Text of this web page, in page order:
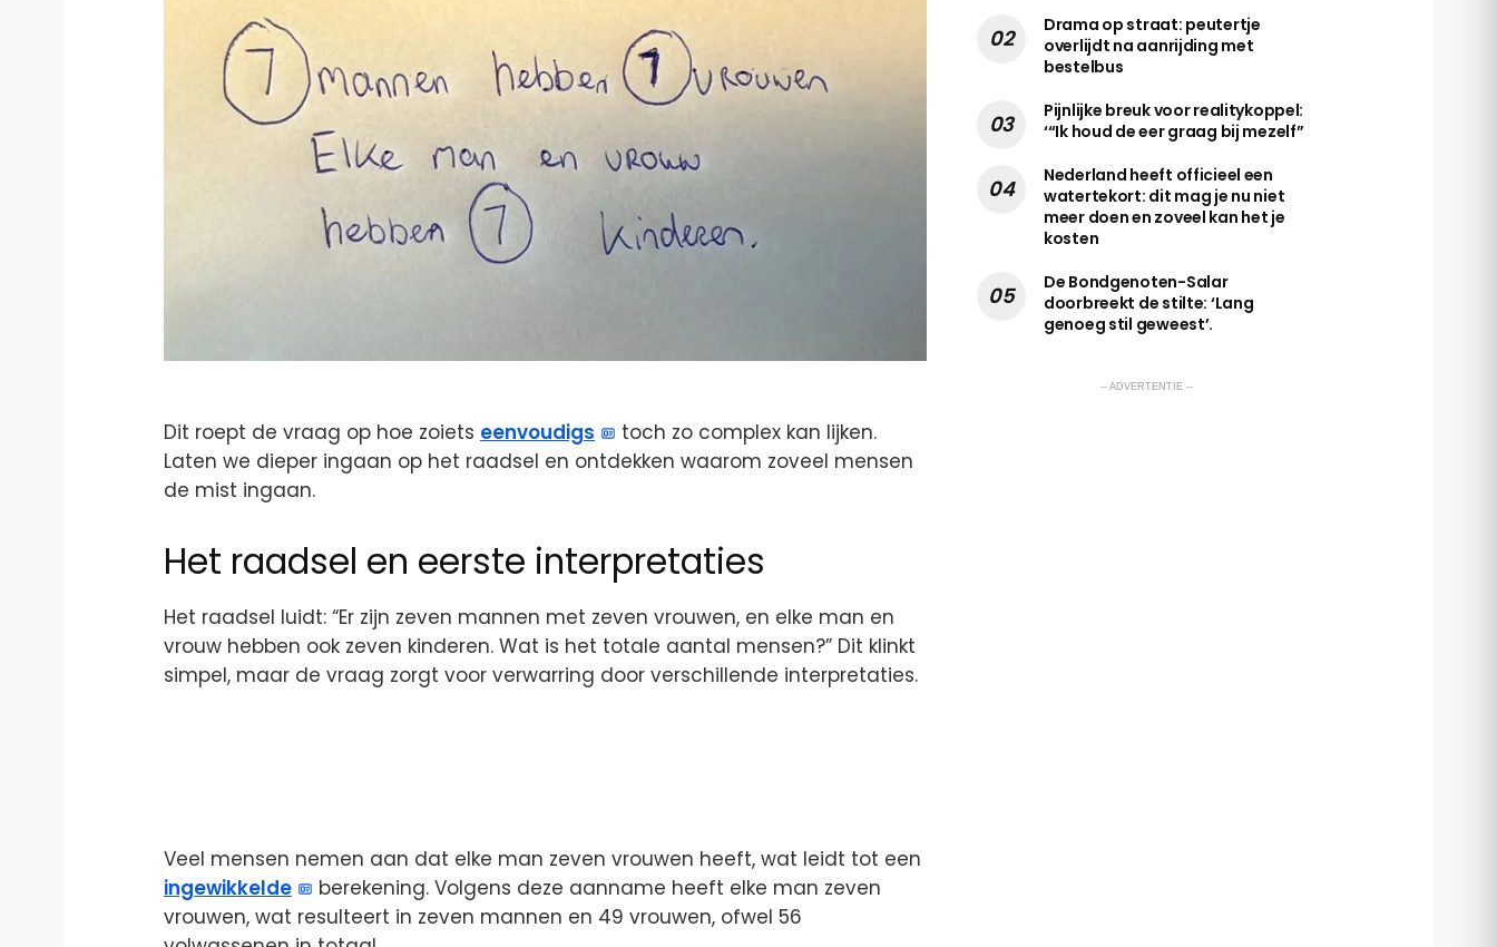
Dit roept de vraag op hoe zoiets eenvoudigs
toch zo complex kan lijken.
Laten we dieper ingaan op het raadsel en ontdekken waarom zoveel mensen
de mist ingaan.
Het raadsel en eerste interpretaties
Het raadsel luidt: “Er zijn zeven mannen met zeven vrouwen, en elke man en
vrouw hebben ook zeven kinderen. Wat is het totale aantal mensen?” Dit klinkt
simpel, maar de vraag zorgt voor verwarring door verschillende interpretaties.
Veel mensen nemen aan dat elke man zeven vrouwen heeft, wat leidt tot een
ingewikkelde
berekening. Volgens deze aanname heeft elke man zeven
vrouwen, wat resulteert in zeven mannen en 49 vrouwen, ofwel 56
Drama op straat: peutertje
overlijdt na aanrijding met
bestelbus
Pijnlijke breuk voor realitykoppel:
‘“Ik houd de eer graag bij mezelf”
Nederland heeft officieel een
watertekort: dit mag je nu niet
meer doen en zoveel kan het je
kosten
De Bondgenoten-Salar
doorbreekt de stilte: ‘Lang
genoeg stil geweest’.
-- ADVERTENTIE --